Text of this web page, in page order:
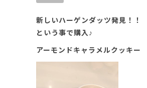
新しいハーゲンダッツ発見！！
という事で購入♪
アーモンドキャラメルクッキー